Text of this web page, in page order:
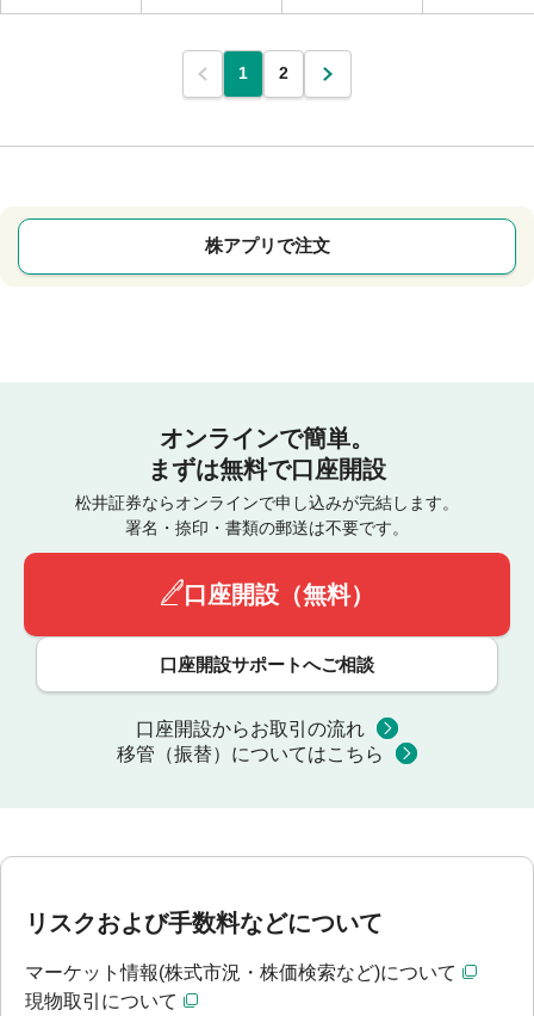
1 2
株アプリで注文
オンラインで簡単。
まずは無料で口座開設
松井証券ならオンラインで申し込みが完結します。
署名・捺印・書類の郵送は不要です。
口座開設（無料）
口座開設サポートへご相談
口座開設からお取引の流れ
移管（振替）についてはこちら
リスクおよび手数料などについて
マーケット情報(株式市況・株価検索など)について
現物取引について